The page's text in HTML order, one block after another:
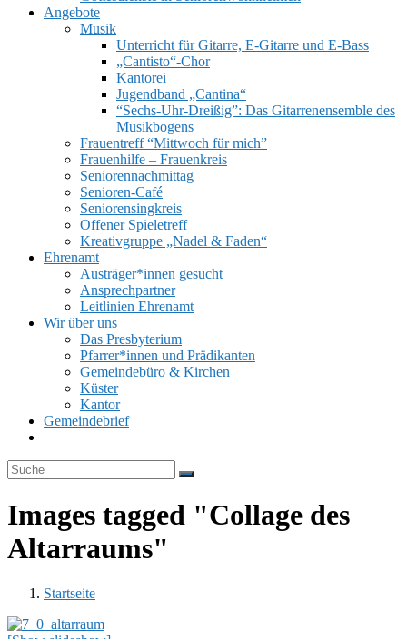
Angebote
Musik
Unterricht für Gitarre, E‑Gitarre und E‑Bass
„Cantisto“-Chor
Kantorei
Jugendband „Cantina“
“Sechs-Uhr-Dreißig”: Das Gitarrenensemble des
Musikbogens
Frauentreff “Mittwoch für mich”
Frauenhilfe – Frauenkreis
Seniorennachmittag
Senioren-Café
Seniorensingkreis
Offener Spieletreff
Kreativgruppe „Nadel & Faden“
Ehrenamt
Austräger*innen gesucht
Ansprechpartner
Leitlinien Ehrenamt
Wir über uns
Das Presbyterium
Pfarrer*innen und Prädikanten
Gemeindebüro & Kirchen
Küster
Kantor
Gemeindebrief
umschalten
Images tagged "Collage des
Altarraums"
Startseite